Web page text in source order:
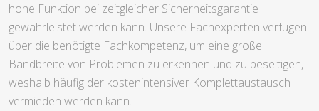
hohe Funktion bei zeitgleicher Sicherheitsgarantie
gewährleistet werden kann. Unsere Fachexperten verfügen
über die benötigte Fachkompetenz, um eine große
Bandbreite von Problemen zu erkennen und zu beseitigen,
weshalb häufig der kostenintensiver Komplettaustausch
vermieden werden kann.